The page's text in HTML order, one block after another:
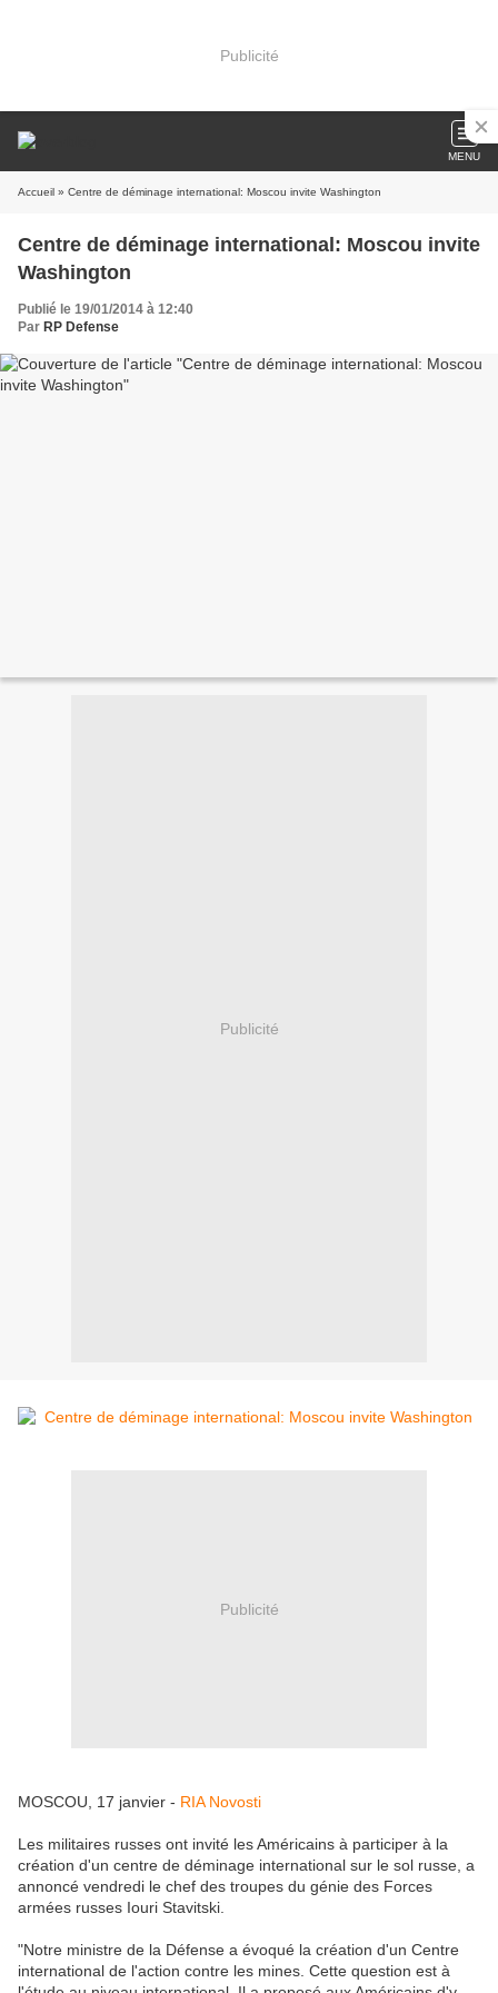
Publicité
MENU
Accueil » Centre de déminage international: Moscou invite Washington
Centre de déminage international: Moscou invite
Washington
Publié le 19/01/2014 à 12:40
Par RP Defense
Publicité
Publicité
MOSCOU, 17 janvier - RIA Novosti
Les militaires russes ont invité les Américains à participer à la
création d'un centre de déminage international sur le sol russe, a
annoncé vendredi le chef des troupes du génie des Forces
armées russes Iouri Stavitski.
"Notre ministre de la Défense a évoqué la création d'un Centre
international de l'action contre les mines. Cette question est à